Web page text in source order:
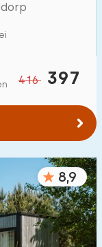
416 397
8,9